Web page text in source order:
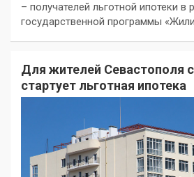
– получателей льготной ипотеки в
государственной программы
Для жителей Севастополя
стартует льготная ипотека